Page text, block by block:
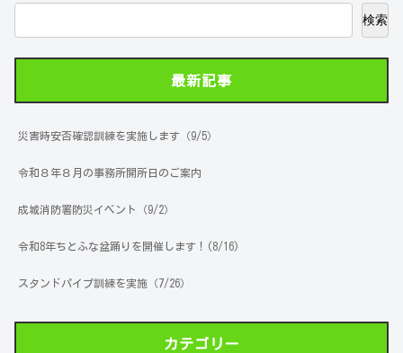
検索
最新記事
災害時安否確認訓練を実施します（9/5）
令和８年８月の事務所開所日のご案内
成城消防署防災イベント（9/2）
令和8年ちとふな盆踊りを開催します！(8/16)
スタンドパイプ訓練を実施（7/26）
カテゴリー